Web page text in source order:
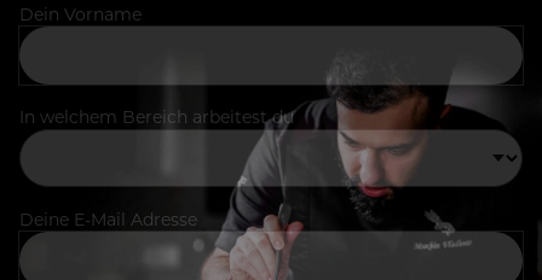
Dein Vorname
In welchem Bereich arbeitest du
Deine E-Mail Adresse